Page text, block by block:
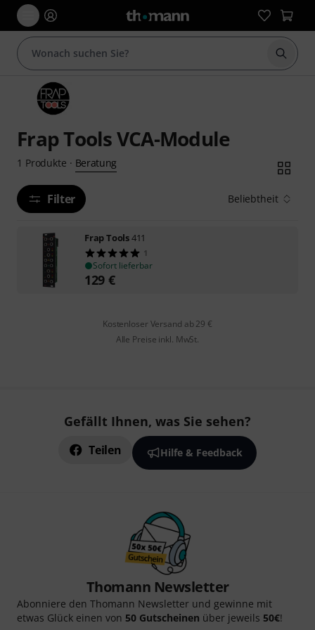
Suche
Frap Tools VCA-Module
1 Produkte · Beratung
Filter Beliebtheit
Frap Tools411
1
Sofort lieferbar
129 €
Kostenloser Versand ab 29 €
Alle Preise inkl. MwSt.
Gefällt Ihnen, was Sie sehen?
Teilen Hilfe & Feedback
Thomann Newsletter
Abonniere den Thomann Newsletter und gewinne mit
etwas Glück einen von 50 Gutscheinen über jeweils 50€!